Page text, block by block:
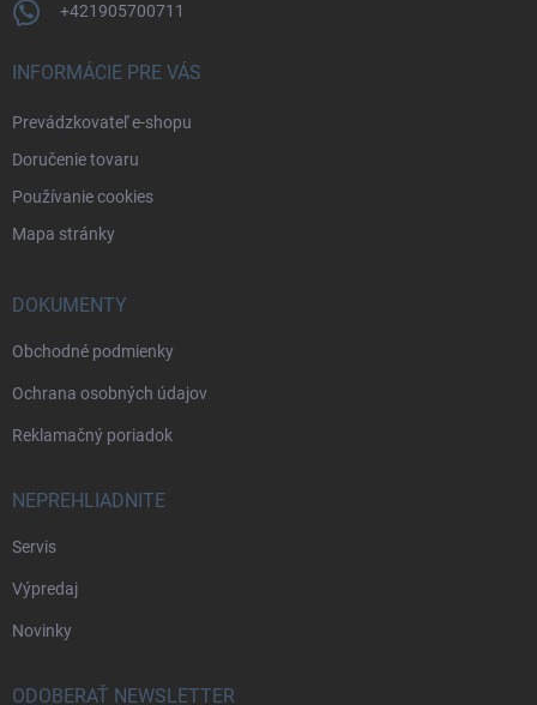
+421905700711
INFORMÁCIE PRE VÁS
Prevádzkovateľ e-shopu
Doručenie tovaru
Používanie cookies
Mapa stránky
DOKUMENTY
Obchodné podmienky
Ochrana osobných údajov
Reklamačný poriadok
NEPREHLIADNITE
Servis
Výpredaj
Novinky
ODOBERAŤ NEWSLETTER